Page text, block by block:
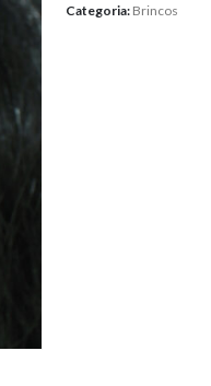
Categoria: Brincos